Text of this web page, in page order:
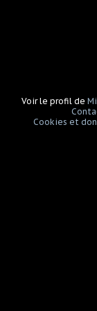
Voir le profil de
Cookies et